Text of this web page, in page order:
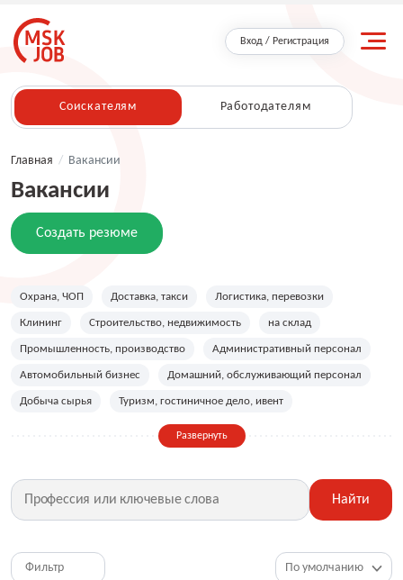
Вход / Регистрация
Соискателям Работодателям
Главная / Вакансии
Вакансии
Создать резюме
Охрана, ЧОП Доставка, такси Логистика, перевозки
Клининг Строительство, недвижимость на склад
Промышленность, производство Административный персонал
Автомобильный бизнес Домашний, обслуживающий персонал
Добыча сырья Туризм, гостиничное дело, ивент
Дизайн, искусство, ивент
Фитнес, красота, спорт Страхование
Медицина, фармацевтика Маркетинг, PR, реклама
HR, управление персоналом
Развернуть
Найти
Фильтр